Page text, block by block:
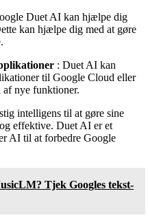
Duet AI kan hjælpe dig
kan hjælpe dig med at gøre
: Duet AI kan
til Google Cloud eller
af nye funktioner.
intelligens til at gøre sine
effektive. Duet AI er et
AI til at forbedre Google
Tjek Googles tekst-